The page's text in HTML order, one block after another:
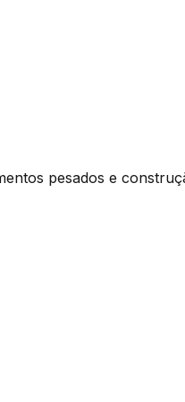
pesados e